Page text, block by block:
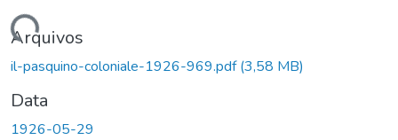
Arquivos
il-pasquino-coloniale-1926-969.pdf(3,58 MB)
Data
1926-05-29